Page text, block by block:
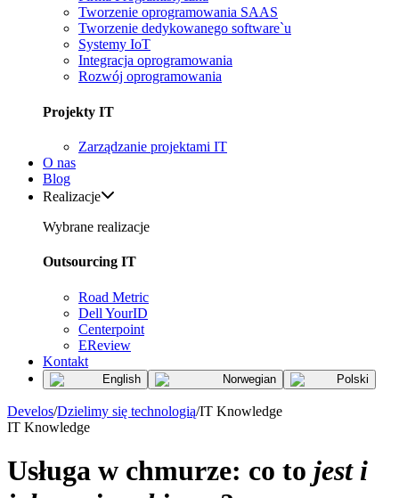
Tworzenie oprogramowania SAAS
Tworzenie dedykowanego software`u
Systemy IoT
Integracja oprogramowania
Rozwój oprogramowania
Projekty IT
Zarządzanie projektami IT
O nas
Blog
Realizacje
Wybrane realizacje
Outsourcing IT
Road Metric
Dell YourID
Centerpoint
EReview
Kontakt
English Norwegian Polski
Develos/Dzielimy się technologią/IT Knowledge
IT Knowledge
Usługa w chmurze: co to jest i